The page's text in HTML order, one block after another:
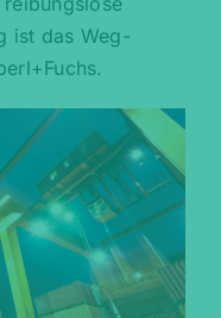
ist das Weg-